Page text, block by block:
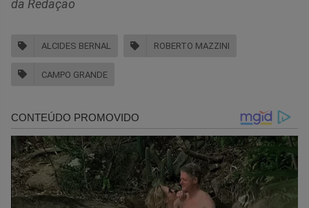
da Redação
ALCIDES BERNAL ROBERTO MAZZINI
CAMPO GRANDE